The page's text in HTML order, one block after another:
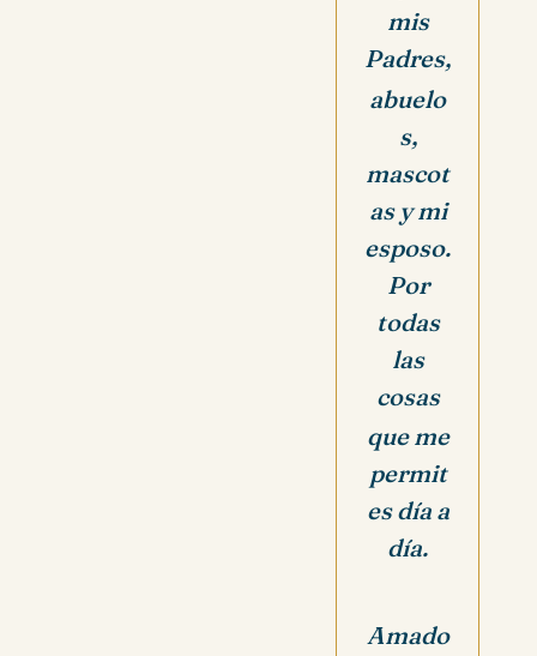
mis
Padres,
abuelo
s,
mascot
as y mi
esposo.
Por
todas
las
cosas
que me
permit
es día a
día.
Amado